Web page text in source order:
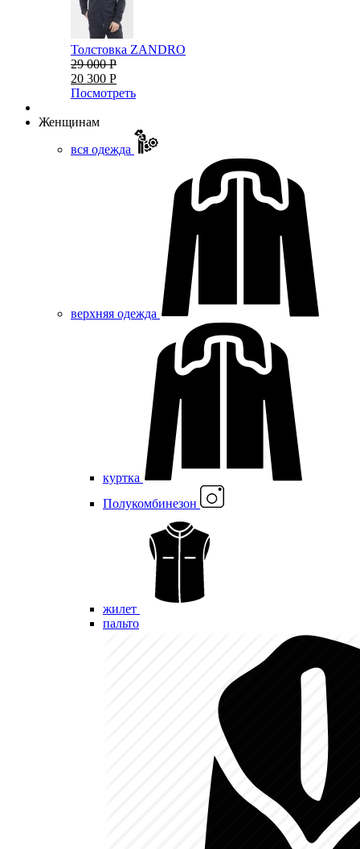
Толстовка ZANDRO
29 000 Р
20 300 Р
Посмотреть
Женщинам
вся одежда
верхняя одежда
куртка
Полукомбинезон
жилет
пальто